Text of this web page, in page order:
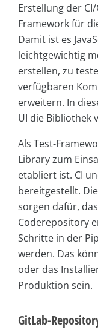
Erstellung der
Framework für
Damit ist es
leichtgewichtig
erstellen, zu
verfügbaren
erweitern. In
UI die Bibliothek
Als Test-
Library zum
etabliert ist. CI
bereitgestellt.
sorgen dafür,
Coderepository
Schritte in der
werden. Das
oder das
Produktion sein.
GitLab-